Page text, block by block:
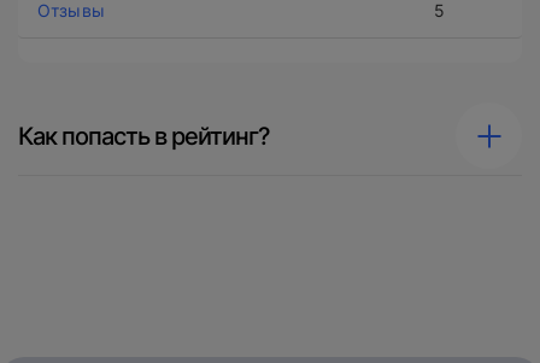
5
Как попасть в рейтинг?